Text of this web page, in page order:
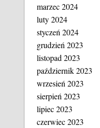
marzec 2024
luty 2024
styczeń 2024
grudzień 2023
listopad 2023
październik 2023
wrzesień 2023
sierpień 2023
lipiec 2023
czerwiec 2023